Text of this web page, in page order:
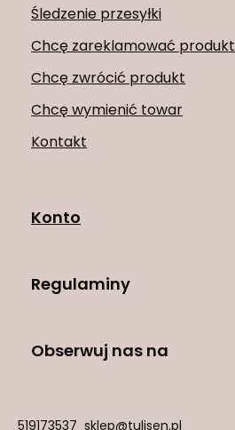
Śledzenie przesyłki
Chcę zareklamować produkt
Chcę zwrócić produkt
Chcę wymienić towar
Kontakt
Konto
Regulaminy
Obserwuj nas na
519173537 sklep@tulisen.pl